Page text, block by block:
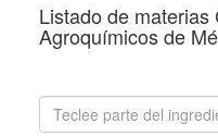
Listado de
Agroquímicos de